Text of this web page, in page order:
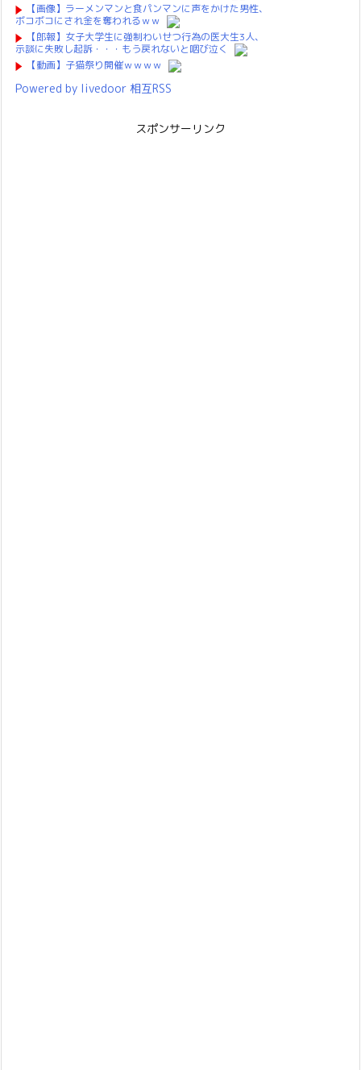
【画像】ラーメンマンと食パンマンに声をかけた男性、
ボコボコにされ金を奪われるｗｗ
【郎報】女子大学生に強制わいせつ行為の医大生3人、
示談に失敗し起訴・・・もう戻れないと咽び泣く
【動画】子猫祭り開催ｗｗｗｗ
Powered by livedoor 相互RSS
スポンサーリンク